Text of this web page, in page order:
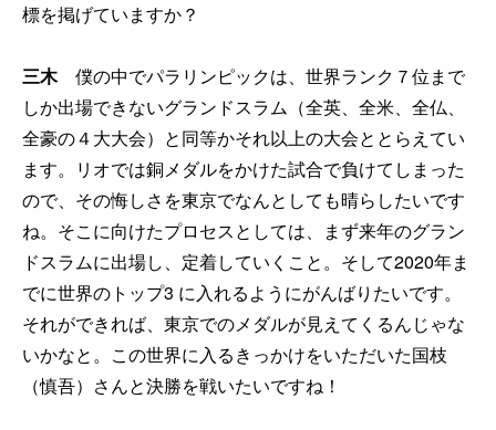
標を掲げていますか？
三木僕の中でパラリンピックは、世界ランク７位まで
しか出場できないグランドスラム（全英、全米、全仏、
全豪の４大大会）と同等かそれ以上の大会ととらえてい
ます。リオでは銅メダルをかけた試合で負けてしまった
ので、その悔しさを東京でなんとしても晴らしたいです
ね。そこに向けたプロセスとしては、まず来年のグラン
ドスラムに出場し、定着していくこと。そして2020年ま
でに世界のトップ3 に入れるようにがんばりたいです。
それができれば、東京でのメダルが見えてくるんじゃな
いかなと。この世界に入るきっかけをいただいた国枝
（慎吾）さんと決勝を戦いたいですね！